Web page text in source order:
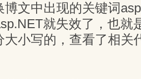
博文中出现的关键词
就失效了，也就
大小写的，查看了相关